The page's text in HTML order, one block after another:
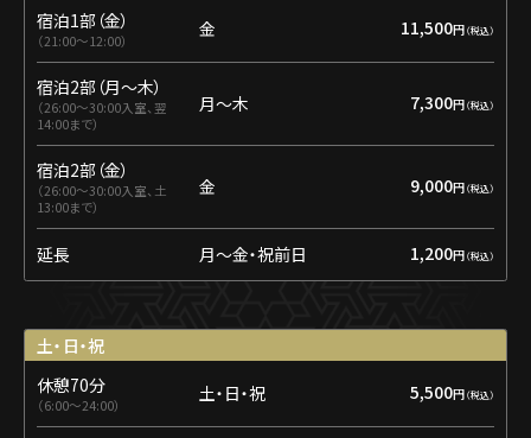
宿泊1部（金）
21:00〜12:00
金 11,500円
宿泊2部（月〜木）
26:00～30:00入室、翌
14:00まで
月〜木 7,300円
宿泊2部（金）
26:00～30:00入室、土
13:00まで
金 9,000円
延長 月〜金・祝前日 1,200円
土・日・祝
休憩70分
6:00〜24:00
土・日・祝 5,500円